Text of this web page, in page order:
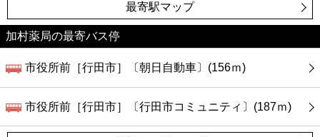
最寄駅マップ
加村薬局の最寄バス停
市役所前［行田市］〔朝日自動車〕(156ｍ)
市役所前［行田市］〔行田市コミュニティ〕(187ｍ)